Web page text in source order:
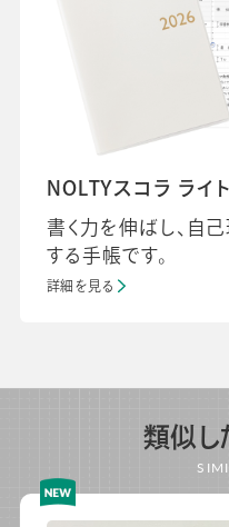
NOLTYスコラ ライト
書く力を伸ばし、自
する手帳です。
詳細を見る
類似し